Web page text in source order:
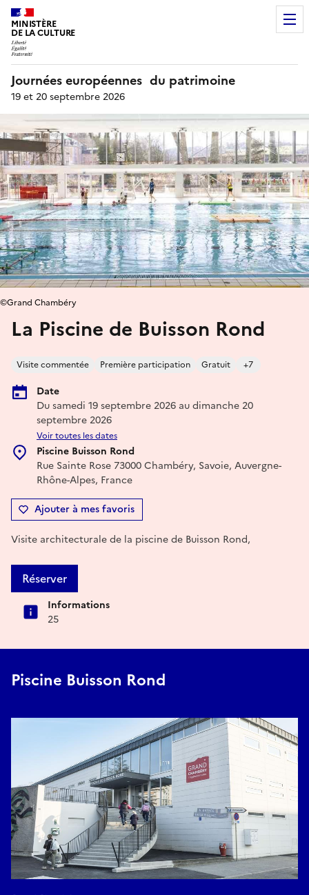
MINISTÈRE
DE LA CULTURE
Journées européennes du patrimoine
19 et 20 septembre 2026
La Piscine de Buisson Rond
Visite commentée Première participation Gratuit +7
Date
Du samedi 19 septembre 2026 au dimanche 20
septembre 2026
Voir toutes les dates
Piscine Buisson Rond
Rue Sainte Rose 73000 Chambéry, Savoie, Auvergne-
Rhône-Alpes, France
Ajouter à mes favoris
©Grand Chambéry
Visite architecturale de la piscine de Buisson Rond,
Réserver
Informations
25
Piscine Buisson Rond